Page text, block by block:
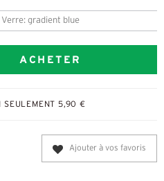
Verre: gradient blue
ACHETER
SEULEMENT 5,90 €
Ajouter à vos favoris